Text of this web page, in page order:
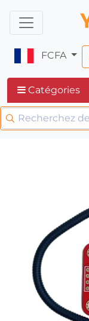
FCFA
Catégories